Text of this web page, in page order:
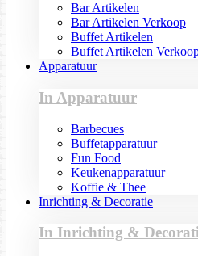
Bar Artikelen
Bar Artikelen Verkoop
Buffet Artikelen
Buffet Artikelen
Apparatuur
In Apparatuur
Barbecues
Buffetapparatuur
Fun Food
Keukenapparatuur
Koffie & Thee
Inrichting & Decoratie
In Inrichting &